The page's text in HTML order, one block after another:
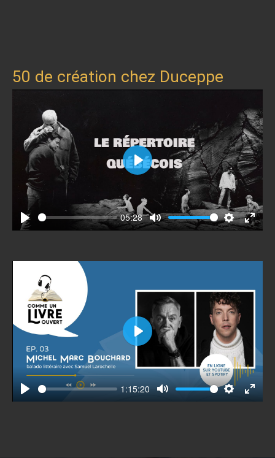
50 de création chez Duceppe
Play
05:28
Mute SettingsEnter
Play
Play
1:15:20
Mute SettingsEnter
Play